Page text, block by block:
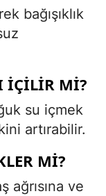
bağışıklık
IÇILIR MI?
su içmek
artırabilir.
MI?
ağrısına ve